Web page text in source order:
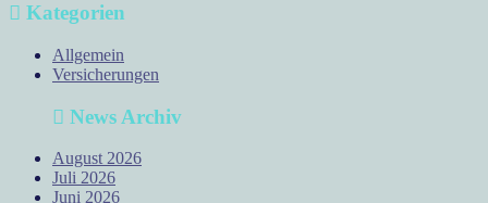
Kategorien
Allgemein
Versicherungen
News Archiv
August 2026
Juli 2026
Juni 2026